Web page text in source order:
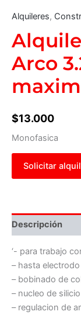
Alquileres,
Arco
$13.000
Monofasica
Solicitar
Descripción
‘- para trabajo
– hasta
– bobinado de
– nucleo de silicio
– regulacion de